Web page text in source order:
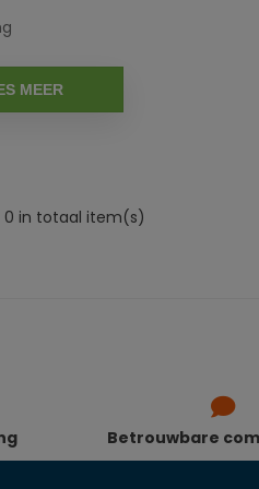
MEER
0 in totaal item(s)
Betrouwbare